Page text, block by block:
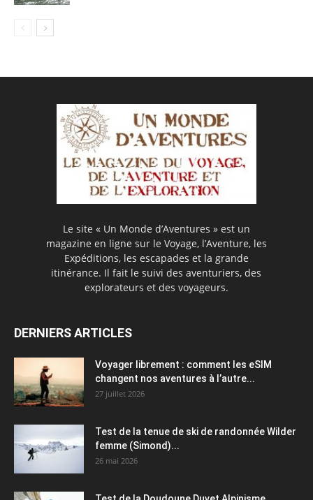
Le site « Un Monde d’Aventures » est un
magazine en ligne sur le Voyage, l’Aventure, les
Expéditions, les escapades et la grande
itinérance. Il fait le suivi des aventuriers, des
explorateurs et des voyageurs.
DERNIERS ARTICLES
Voyager librement : comment les eSIM
changent nos aventures à l’autre...
27 juillet 2026
Test de la tenue de ski de randonnée Wilder
femme (Simond)...
26 mai 2026